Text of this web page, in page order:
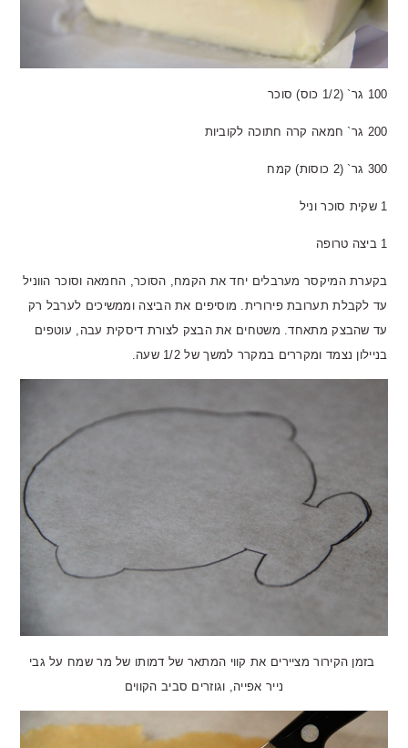
100 גר` (1/2 כוס) סוכר
200 גר` חמאה קרה חתוכה לקוביות
300 גר` (2 כוסות) קמח
1 שקית סוכר וניל
1 ביצה טרופה
בקערת המיקסר מערבלים יחד את הקמח, הסוכר, החמאה וסוכר הווניל
עד לקבלת תערובת פירורית. מוסיפים את הביצה וממשיכים לערבל רק
עד שהבצק מתאחד. משטחים את הבצק לצורת דיסקית עבה, עוטפים
בניילון נצמד ומקררים במקרר למשך של 1/2 שעה.
בזמן הקירור מציירים את קווי המתאר של דמותו של מר שמח על גבי
נייר אפייה, וגוזרים סביב הקווים